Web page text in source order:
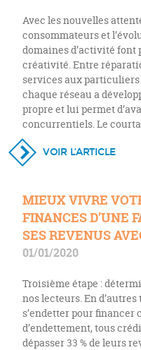
Avec les nouvelles
consommateurs et
domaines d’activité font
créativité. Entre
services aux
chaque réseau a
propre et lui permet
concurrentiels. Le
VOIR L’ARTICLE
MIEUX VIVRE
FINANCES D’UNE
SES REVENUS
01/01/2020
Troisième étape :
nos lecteurs. En
s’endetter pour financer
d’endettement, tous
dépasser 33 % de leurs